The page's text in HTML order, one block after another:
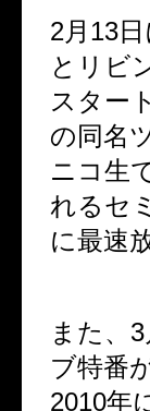
2月13
とリビ
スター
の同名
ニコ生
れるセ
に最速
また、
ブ特番
2010年